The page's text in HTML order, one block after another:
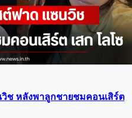
ช หลังพาลูกชายชมคอนเสิร์ต